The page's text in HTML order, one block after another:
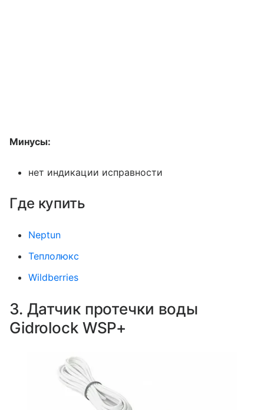
Минусы:
нет индикации исправности
Где купить
Neptun
Теплолюкс
Wildberries
3. Датчик протечки воды
Gidrolock WSP+